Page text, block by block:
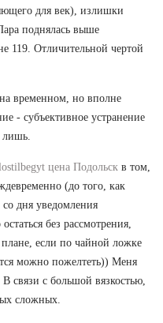
для век), излишки
поднялась выше
119. Отличительной чертой
временном, но вполне
- субъективное устранение
лишь.
цена Подольск в том,
(до того, как
дня уведомления
без рассмотрения,
если по чайной ложке
можно пожелтеть)) Меня
связи с большой вязкостью,
сложных.